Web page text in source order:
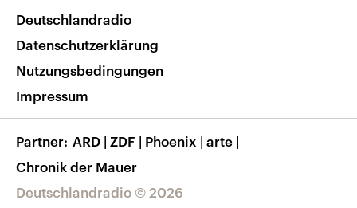
Nachrichten App
Frequenzen
Veranstaltungen
Musikliste
RSS
Barrierefreiheit
Deutschlandradio © 2026
Deutschlandradio
Datenschutzerklärung
Nutzungsbedingungen
Impressum
Partner ARD | ZDF | Phoenix | arte |
Chronik der Mauer